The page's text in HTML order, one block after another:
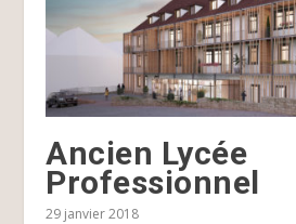
Ancien Lycée
Professionnel
29 janvier 2018